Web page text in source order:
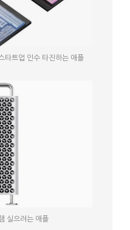
타트업 인수 타진하는 애플
실으려는 애플